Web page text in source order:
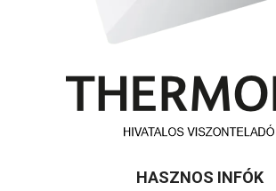
HASZNOS INFÓK